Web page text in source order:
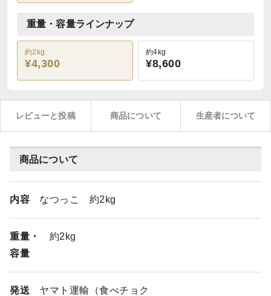
重量・容量ラインナップ
約2kg
¥4,300
約4kg
¥8,600
レビューと投稿 商品について 生産者について
商品について
内容 なつっこ 約2kg
重量・
容量
約2kg
発送
ヤマト運輸（食べチョク